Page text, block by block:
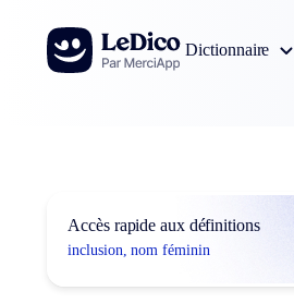
Aller au contenu
Dictionnaire
Accès rapide aux définitions
inclusion, nom féminin